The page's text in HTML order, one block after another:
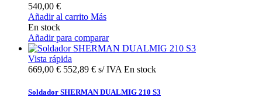
540,00 €
Añadir al carrito Más
En stock
Añadir para comparar
Vista rápida
669,00 € 552,89 € s/ IVA En stock
Soldador SHERMAN DUALMIG 210 S3